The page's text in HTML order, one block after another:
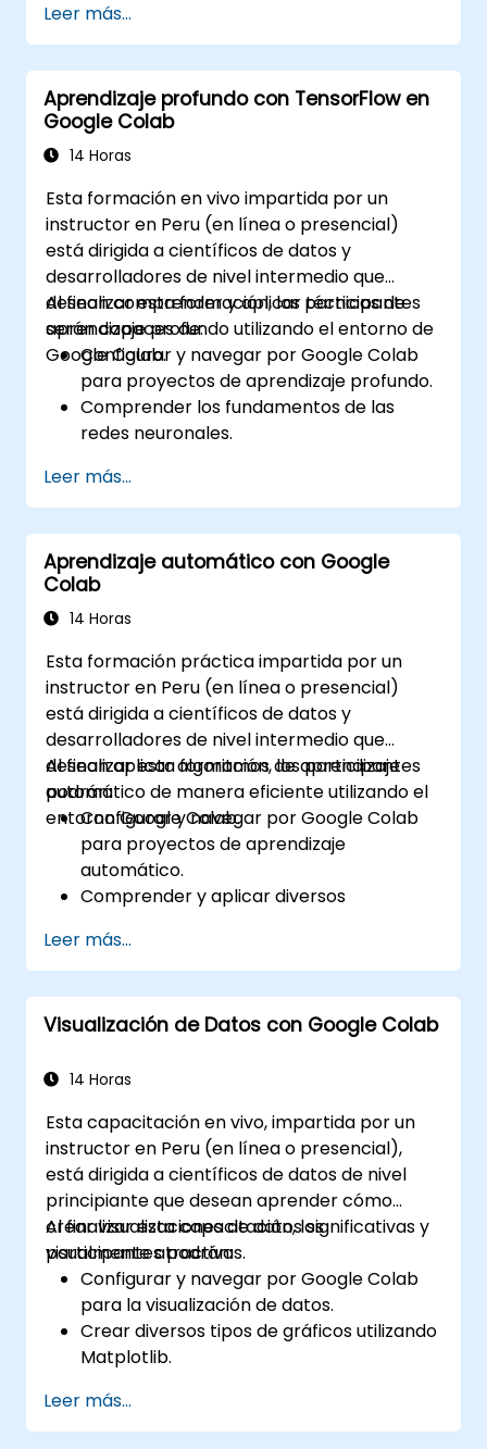
Realizar análisis de sentimiento utilizando
las bibliotecas NLTK y SpaCy.
Trabajar con datos de texto usando
Google Colab para un desarrollo
escalable y colaborativo.
Leer más...
Aprendizaje profundo con TensorFlow en
Google Colab
14 Horas
Esta formación en vivo impartida por un
instructor en Peru (en línea o presencial)
está dirigida a científicos de datos y
desarrolladores de nivel intermedio que
desean comprender y aplicar técnicas de
aprendizaje profundo utilizando el entorno de
Google Colab.
Al finalizar esta formación, los participantes
serán capaces de:
Configurar y navegar por Google Colab
para proyectos de aprendizaje profundo.
Comprender los fundamentos de las
redes neuronales.
profundo utilizando TensorFlow.
Entrenar y evaluar modelos de
aprendizaje profundo.
Utilizar características avanzadas de
TensorFlow para el aprendizaje profundo.
Leer más...
Aprendizaje automático con Google
Colab
14 Horas
Esta formación práctica impartida por un
instructor en Peru (en línea o presencial)
está dirigida a científicos de datos y
desarrolladores de nivel intermedio que
desean aplicar algoritmos de aprendizaje
automático de manera eficiente utilizando el
entorno Google Colab.
Al finalizar esta formación, los participantes
podrán:
Configurar y navegar por Google Colab
para proyectos de aprendizaje
automático.
Comprender y aplicar diversos
Utilizar bibliotecas como Scikit-learn para
analizar y predecir datos.
Implementar modelos de aprendizaje
supervisado y no supervisado.
aprendizaje automático de manera
Leer más...
Visualización de Datos con Google Colab
14 Horas
Esta capacitación en vivo, impartida por un
instructor en Peru (en línea o presencial),
está dirigida a científicos de datos de nivel
principiante que desean aprender cómo
crear visualizaciones de datos significativas y
visualmente atractivas.
Al finalizar esta capacitación, los
participantes podrán:
Configurar y navegar por Google Colab
para la visualización de datos.
Crear diversos tipos de gráficos utilizando
Matplotlib.
de visualización.
Personalizar los gráficos para mejorar su
Leer más...